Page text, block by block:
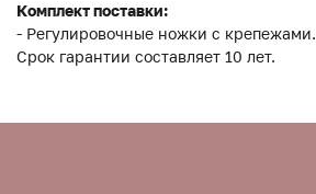
Комплект поставки:
- Регулировочные ножки с крепежами.
Срок гарантии составляет 10 лет.